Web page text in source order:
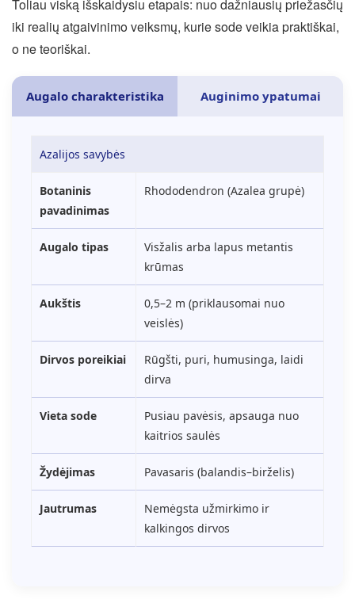
Toliau viską išskaidysiu etapais: nuo dažniausių priežasčių
iki realių atgaivinimo veiksmų, kurie sode veikia praktiškai,
o ne teoriškai.
Augalo charakteristika Auginimo ypatumai
Azalijos savybės
Botaninis
pavadinimas
Rhododendron (Azalea grupė)
Augalo tipas
Visžalis arba lapus metantis
krūmas
Aukštis
0,5–2 m (priklausomai nuo
veislės)
Dirvos poreikiai
Rūgšti, puri, humusinga, laidi
dirva
Vieta sode
Pusiau pavėsis, apsauga nuo
kaitrios saulės
Žydėjimas Pavasaris (balandis–birželis)
Jautrumas
Nemėgsta užmirkimo ir
kalkingos dirvos